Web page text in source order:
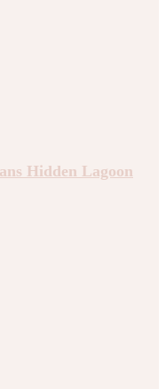
Hidden Lagoon